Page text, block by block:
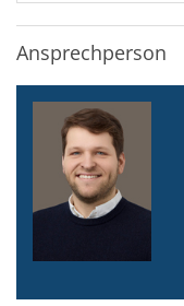
Ansprechperson